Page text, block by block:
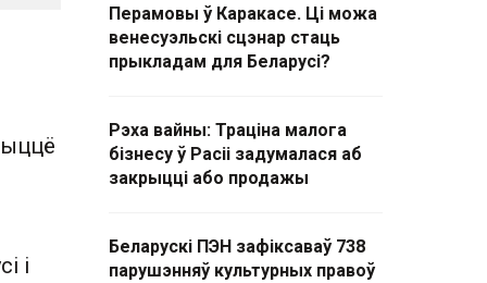
і
Перамовы ў Каракасе. Ці можа
венесуэльскі сцэнар стаць
прыкладам для Беларусі?
Рэха вайны: Траціна малога
бізнесу ў Расіі задумалася аб
закрыцці або продажы
Беларускі ПЭН зафіксаваў 738
парушэнняў культурных правоў